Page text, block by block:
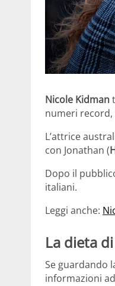
Nicole Kidman
numeri record,
L’attrice
con Jonathan (
Dopo il
italiani.
Leggi anche:
La dieta
Se guardando
informazioni